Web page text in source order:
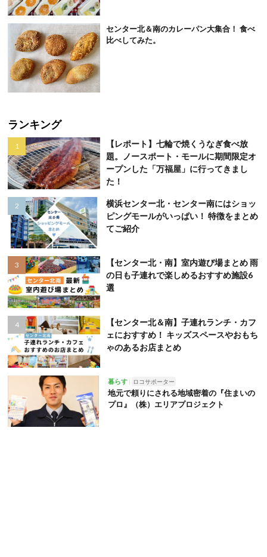
センター北＆南のカレーパン大集合！ 食べ
比べしてみた。
ランキング
【レポート】七輪で焼くうなぎ食べ放
題。ノースポート・モールに期間限定オ
ープンした「万福屋」に行ってきまし
た！
横浜センター北・センター南にはショッ
ピングモールがいっぱい！ 特徴をまとめ
てご紹介
【センター北・南】室内遊び場まとめ 雨
の日も子連れで楽しめるおすすめ施設6
選
【センター北＆南】子連れランチ・カフ
ェにおすすめ！ キッズスペースやおもち
ゃのあるお店まとめ
暮らす ロコサポーター
地元で頼りにされる地域密着の『住まいの
プロ』（株）エリアプロジェクト